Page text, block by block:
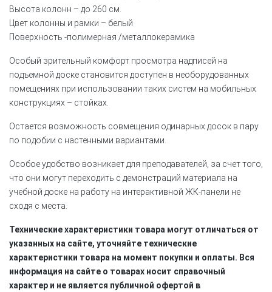
Высота колонн – до 260 см.
Цвет колонны и рамки – белый
Поверхность -полимерная /металлокерамика
Особый зрительный комфорт просмотра надписей на
подъемной доске становится доступен в необорудованных
помещениях при использовании таких систем на мобильных
конструкциях – стойках.
Остается возможность совмещения одинарных досок в пару
по подобии с настенными вариантами.
Особое удобство возникает для преподавателей, за счет того,
что они могут переходить с демонстраций материала на
учебной доске на работу на интерактивной ЖК-панели не
сходя с места.
Технические характеристики товара могут отличаться от
указанных на сайте, уточняйте технические
характеристики товара на момент покупки и оплаты. Вся
информация на сайте о товарах носит справочный
характер и не является публичной офертой в